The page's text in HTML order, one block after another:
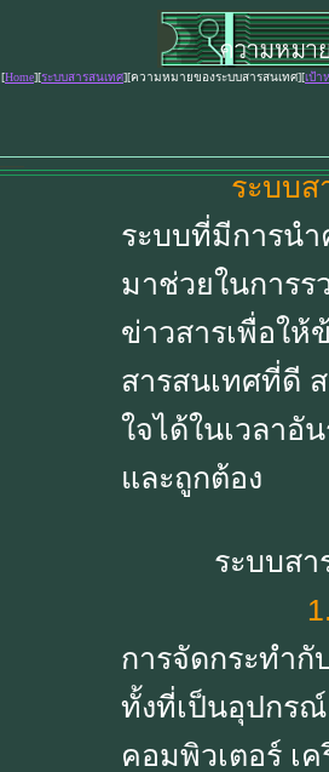
[Home][ระบบสารสนเทศ][ความหมายของระบบสารสนเทศ][เป้า
ระบบส
ระบบที่มีการน
มาช่วยในการ
ข่าวสารเพื่อใ
สารสนเทศที่ดี
ใจได้ในเวลาอั
และถูกต้อง
ระบบสารสน
การจัดกระทำกั
ทั้งที่เป็นอุปกร
คอมพิวเตอร์ เ